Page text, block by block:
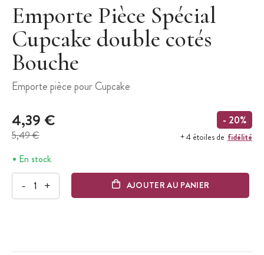
Emporte Pièce Spécial
Cupcake double cotés
Bouche
Emporte pièce pour Cupcake
4,39 €
5,49 €
- 20%
+ 4 étoiles de fidélité
En stock
- + AJOUTER AU PANIER